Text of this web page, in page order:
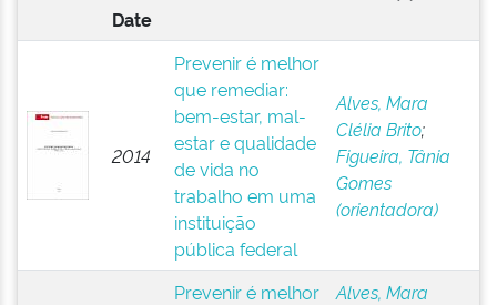
Date
2014
Prevenir é melhor
que remediar:
bem-estar, mal-
estar e qualidade
de vida no
trabalho em uma
instituição
pública federal
Alves, Mara
Clélia Brito;
Figueira, Tânia
Gomes
(orientadora)
Prevenir é melhor
Alves, Mara